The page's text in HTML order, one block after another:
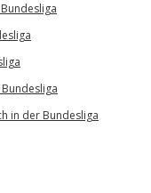
in der Bundesliga